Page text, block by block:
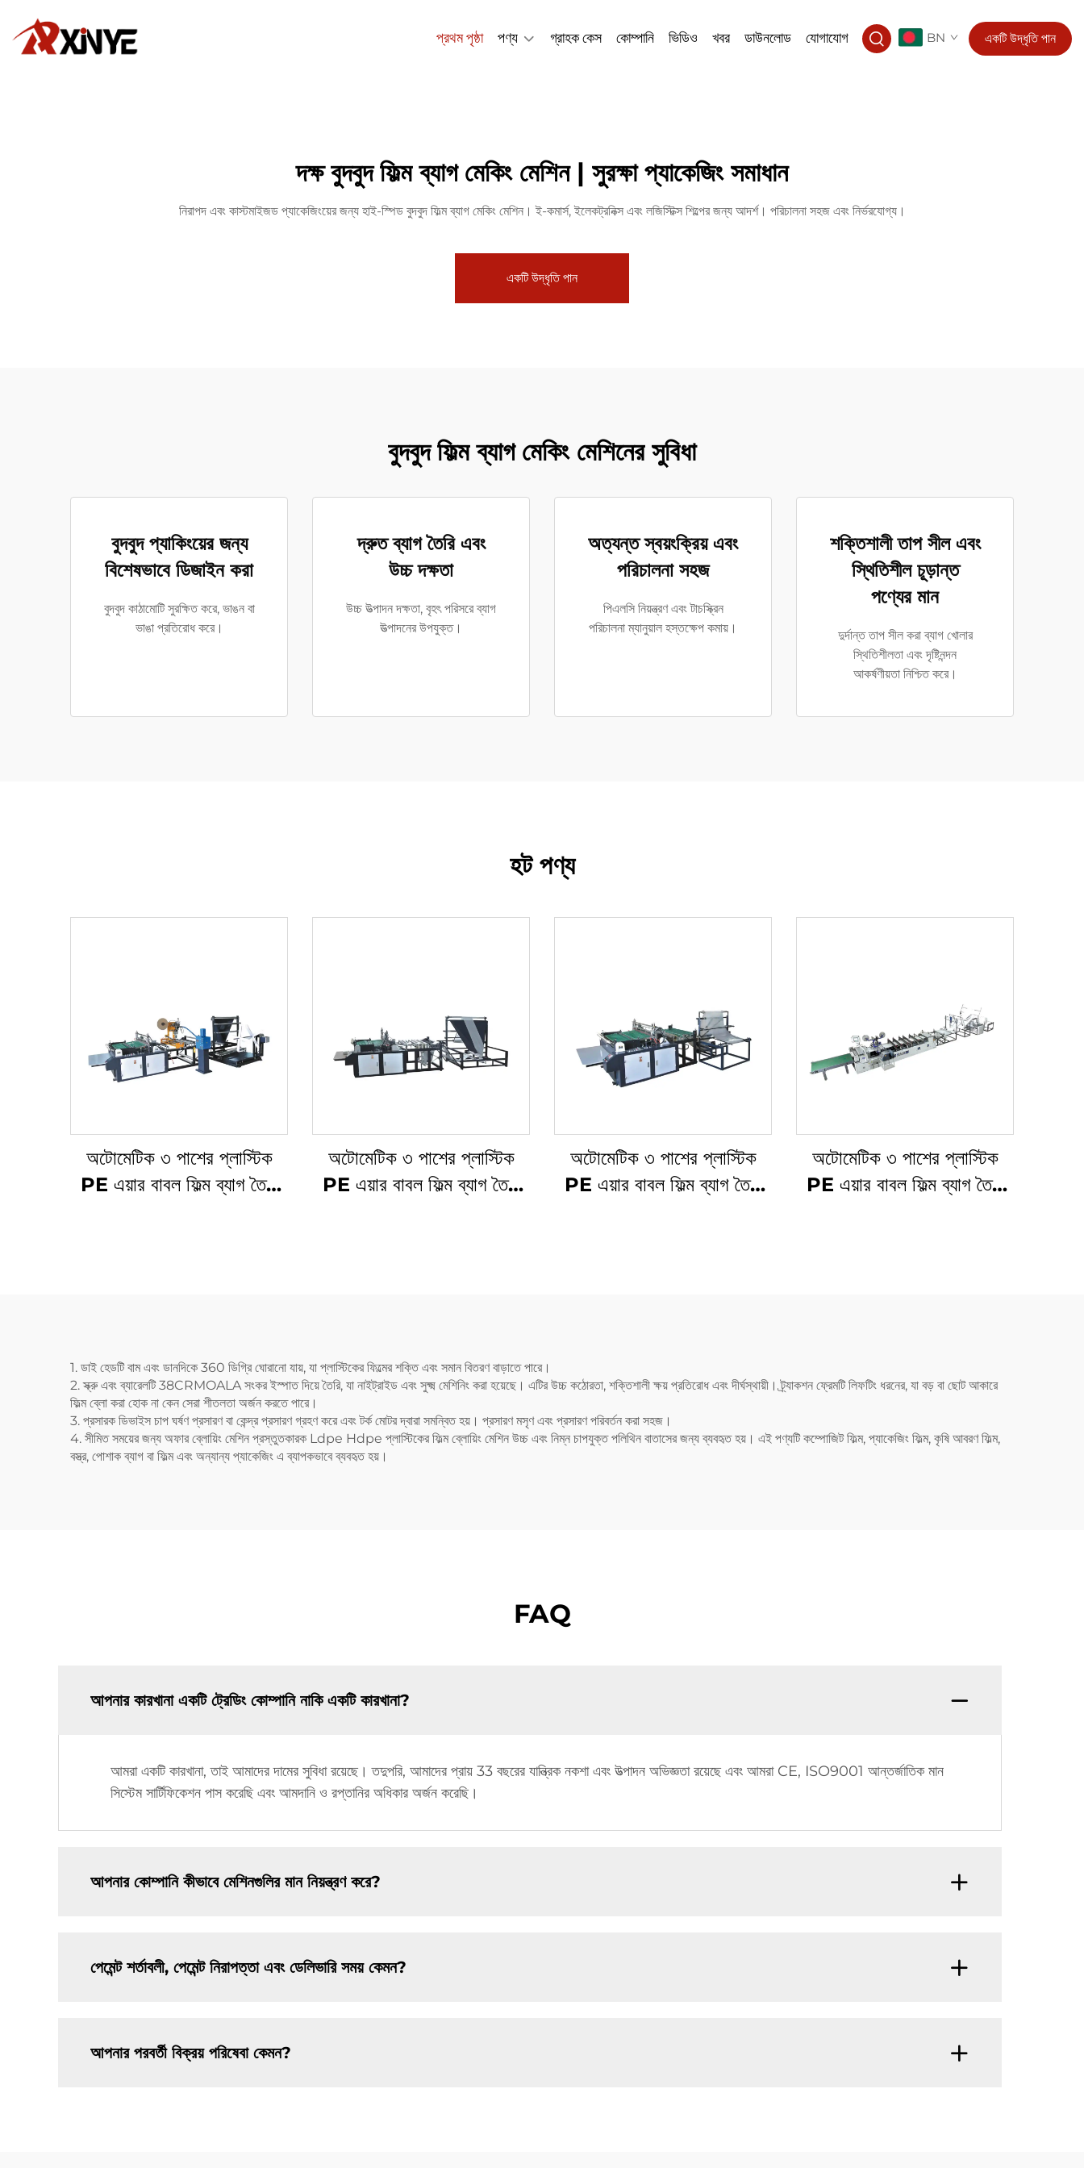
প্রথম পৃষ্ঠা পণ্য গ্রাহক কেস কোম্পানি ভিডিও খবর ডাউনলোড যোগাযোগ BN একটি উদ্ধৃতি পান
দক্ষ বুদবুদ ফিল্ম ব্যাগ মেকিং মেশিন | সুরক্ষা প্যাকেজিং সমাধান
নিরাপদ এবং কাস্টমাইজড প্যাকেজিংয়ের জন্য হাই-স্পিড বুদবুদ ফিল্ম ব্যাগ মেকিং মেশিন। ই-কমার্স, ইলেকট্রনিক্স এবং লজিস্টিক্স শিল্পের জন্য আদর্শ। পরিচালনা সহজ এবং নির্ভরযোগ্য।
একটি উদ্ধৃতি পান
বুদবুদ ফিল্ম ব্যাগ মেকিং মেশিনের সুবিধা
বুদবুদ প্যাকিংয়ের জন্য
বিশেষভাবে ডিজাইন করা
বুদবুদ কাঠামোটি সুরক্ষিত করে, ভাঙন বা
ভাঙা প্রতিরোধ করে।
দ্রুত ব্যাগ তৈরি এবং
উচ্চ দক্ষতা
উচ্চ উত্পাদন দক্ষতা, বৃহৎ পরিসরে ব্যাগ
উত্পাদনের উপযুক্ত।
অত্যন্ত স্বয়ংক্রিয় এবং
পরিচালনা সহজ
পিএলসি নিয়ন্ত্রণ এবং টাচস্ক্রিন
পরিচালনা ম্যানুয়াল হস্তক্ষেপ কমায়।
শক্তিশালী তাপ সীল এবং
স্থিতিশীল চূড়ান্ত
পণ্যের মান
দুর্দান্ত তাপ সীল করা ব্যাগ খোলার
স্থিতিশীলতা এবং দৃষ্টিনন্দন
আকর্ষণীয়তা নিশ্চিত করে।
হট পণ্য
অটোমেটিক ৩ পাশের প্লাস্টিক
PE এয়ার বাবল ফিল্ম ব্যাগ তৈরি
অটোমেটিক ৩ পাশের প্লাস্টিক
PE এয়ার বাবল ফিল্ম ব্যাগ তৈরি
অটোমেটিক ৩ পাশের প্লাস্টিক
PE এয়ার বাবল ফিল্ম ব্যাগ তৈরি
অটোমেটিক ৩ পাশের প্লাস্টিক
PE এয়ার বাবল ফিল্ম ব্যাগ তৈরি
1. ডাই হেডটি বাম এবং ডানদিকে 360 ডিগ্রি ঘোরানো যায়, যা প্লাস্টিকের ফিল্মের শক্তি এবং সমান বিতরণ বাড়াতে পারে।
2. স্ক্রু এবং ব্যারেলটি 38CRMOALA সংকর ইস্পাত দিয়ে তৈরি, যা নাইট্রাইড এবং সুক্ষ্ম মেশিনিং করা হয়েছে। এটির উচ্চ কঠোরতা, শক্তিশালী ক্ষয় প্রতিরোধ এবং দীর্ঘস্থায়ী। ট্র্যাকশন ফ্রেমটি লিফটিং ধরনের, যা বড় বা ছোট আকারে
ফিল্ম ব্লো করা হোক না কেন সেরা শীতলতা অর্জন করতে পারে।
3. প্রসারক ডিভাইস চাপ ঘর্ষণ প্রসারণ বা কেন্দ্র প্রসারণ গ্রহণ করে এবং টর্ক মোটর দ্বারা সমন্বিত হয়। প্রসারণ মসৃণ এবং প্রসারণ পরিবর্তন করা সহজ।
4. সীমিত সময়ের জন্য অফার ব্লোয়িং মেশিন প্রস্তুতকারক Ldpe Hdpe প্লাস্টিকের ফিল্ম ব্লোয়িং মেশিন উচ্চ এবং নিম্ন চাপযুক্ত পলিথিন বাতাসের জন্য ব্যবহৃত হয়। এই পণ্যটি কম্পোজিট ফিল্ম, প্যাকেজিং ফিল্ম, কৃষি আবরণ ফিল্ম,
বস্ত্র, পোশাক ব্যাগ বা ফিল্ম এবং অন্যান্য প্যাকেজিং এ ব্যাপকভাবে ব্যবহৃত হয়।
FAQ
আপনার কারখানা একটি ট্রেডিং কোম্পানি নাকি একটি কারখানা?
আমরা একটি কারখানা, তাই আমাদের দামের সুবিধা রয়েছে। তদুপরি, আমাদের প্রায় 33 বছরের যান্ত্রিক নকশা এবং উত্পাদন অভিজ্ঞতা রয়েছে এবং আমরা CE, ISO9001 আন্তর্জাতিক মান
সিস্টেম সার্টিফিকেশন পাস করেছি এবং আমদানি ও রপ্তানির অধিকার অর্জন করেছি।
আপনার কোম্পানি কীভাবে মেশিনগুলির মান নিয়ন্ত্রণ করে?
পেমেন্ট শর্তাবলী, পেমেন্ট নিরাপত্তা এবং ডেলিভারি সময় কেমন?
আপনার পরবর্তী বিক্রয় পরিষেবা কেমন?